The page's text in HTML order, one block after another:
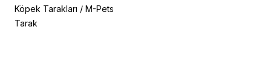
Köpek Tarakları /M-Pets
Tarak